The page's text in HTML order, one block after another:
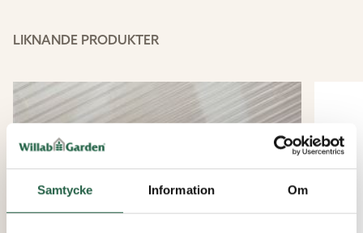
Samtycke Information Om
Anpassad för större och tyngre takfönster
Tillverkad i Storbritannien
Hållbar och reparerbar konstruktion
Bidrar till ett bättre odlingsklimat i växthuset
Med Bayliss MK7 Super får du en driftsäker och kraftfull
lösning som hjälper dig att hålla en jämn temperatur
och skapa bästa möjliga förutsättningar för dina växter.
LIKNANDE PRODUKTER